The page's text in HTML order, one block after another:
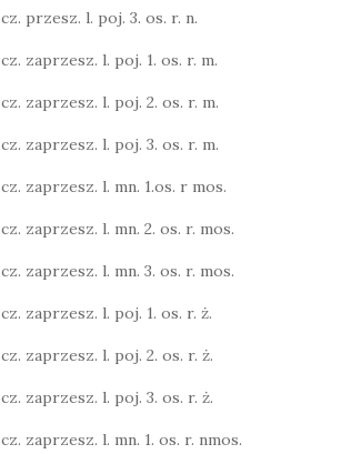
cz. przesz. l. poj. 3. os. r. n.
cz. zaprzesz. l. poj. 1. os. r. m.
cz. zaprzesz. l. poj. 2. os. r. m.
cz. zaprzesz. l. poj. 3. os. r. m.
cz. zaprzesz. l. mn. 1.os. r mos.
cz. zaprzesz. l. mn. 2. os. r. mos.
cz. zaprzesz. l. mn. 3. os. r. mos.
cz. zaprzesz. l. poj. 1. os. r. ż.
cz. zaprzesz. l. poj. 2. os. r. ż.
cz. zaprzesz. l. poj. 3. os. r. ż.
cz. zaprzesz. l. mn. 1. os. r. nmos.